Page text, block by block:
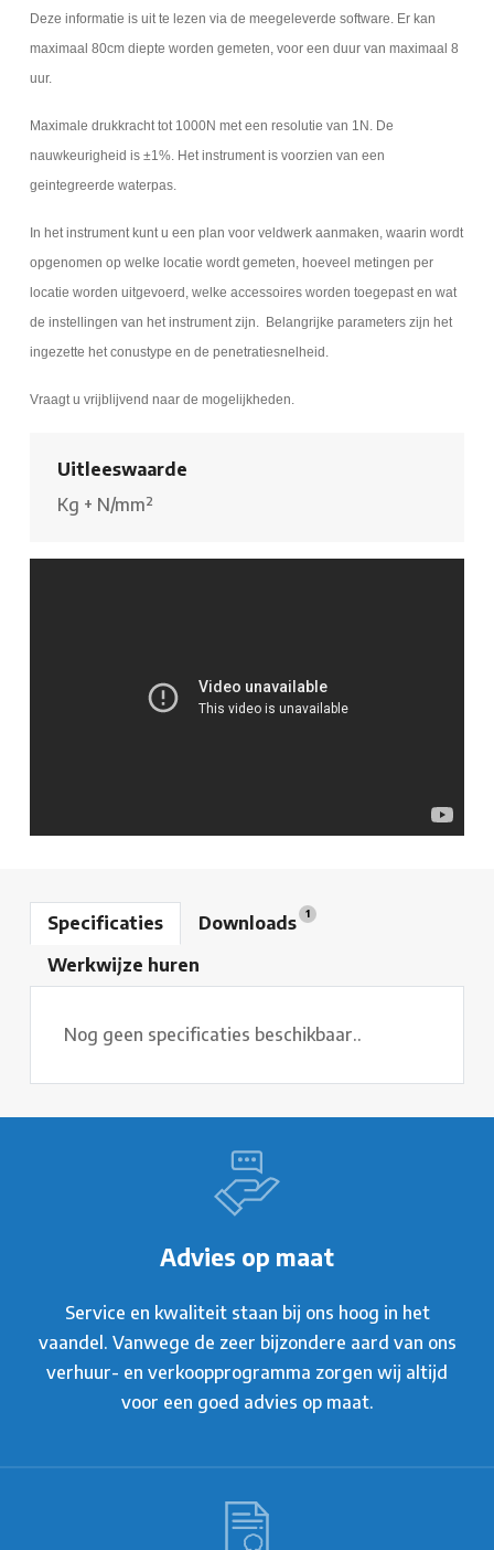
Deze informatie is uit te lezen via de meegeleverde software. Er kan
maximaal 80cm diepte worden gemeten, voor een duur van maximaal 8
uur.
Maximale drukkracht tot 1000N met een resolutie van 1N. De
nauwkeurigheid is ±1%. Het instrument is voorzien van een
geintegreerde waterpas.
In het instrument kunt u een plan voor veldwerk aanmaken, waarin wordt
opgenomen op welke locatie wordt gemeten, hoeveel metingen per
locatie worden uitgevoerd, welke accessoires worden toegepast en wat
de instellingen van het instrument zijn. Belangrijke parameters zijn het
ingezette het conustype en de penetratiesnelheid.
Vraagt u vrijblijvend naar de mogelijkheden.
Uitleeswaarde
Kg + N/mm²
Specificaties Downloads 1
Werkwijze huren
Nog geen specificaties beschikbaar..
Advies op maat
Service en kwaliteit staan bij ons hoog in het
vaandel. Vanwege de zeer bijzondere aard van ons
verhuur- en verkoopprogramma zorgen wij altijd
voor een goed advies op maat.